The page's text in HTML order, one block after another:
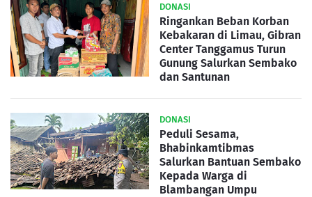
DONASI
Ringankan Beban Korban
Kebakaran di Limau, Gibran
Center Tanggamus Turun
Gunung Salurkan Sembako
dan Santunan
DONASI
Peduli Sesama,
Bhabinkamtibmas
Salurkan Bantuan Sembako
Kepada Warga di
Blambangan Umpu